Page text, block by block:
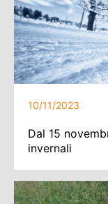
10/11/2023
Dal 15
invernali